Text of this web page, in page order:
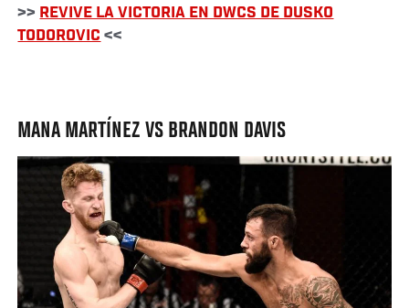
>> REVIVE LA VICTORIA EN DWCS DE DUSKO
TODOROVIC <<
MANA MARTÍNEZ VS BRANDON DAVIS